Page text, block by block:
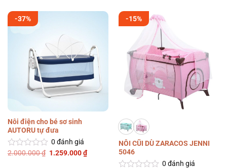
-37%
Nôi điện cho bé sơ sinh
AUTORU tự đưa
Được
0 đánh giá
2.000.000₫ Giá
1.259.000₫Giá
hiện
-15%
NÔI CŨI DÙ ZARACOS JENNI
5046
0 đánh giá